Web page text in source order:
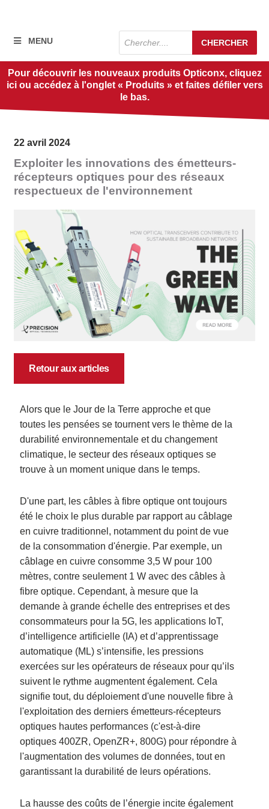
MENU
Recherche
de
produits
CHERCHER
Pour découvrir les nouveaux produits Opticonx, cliquez
ici ou accédez à l'onglet « Produits » et faites défiler vers
le bas.
22 avril 2024
Exploiter les innovations des émetteurs-
récepteurs optiques pour des réseaux
respectueux de l'environnement
Retour aux articles
Alors que le Jour de la Terre approche et que
toutes les pensées se tournent vers le thème de la
durabilité environnementale et du changement
climatique, le secteur des réseaux optiques se
trouve à un moment unique dans le temps.
D'une part, les câbles à fibre optique ont toujours
été le choix le plus durable par rapport au câblage
en cuivre traditionnel, notamment du point de vue
de la consommation d'énergie. Par exemple, un
câblage en cuivre consomme 3,5 W pour 100
mètres, contre seulement 1 W avec des câbles à
fibre optique. Cependant, à mesure que la
demande à grande échelle des entreprises et des
consommateurs pour la 5G, les applications IoT,
d’intelligence artificielle (IA) et d’apprentissage
automatique (ML) s’intensifie, les pressions
exercées sur les opérateurs de réseaux pour qu’ils
suivent le rythme augmentent également. Cela
signifie tout, du déploiement d'une nouvelle fibre à
l'exploitation des derniers émetteurs-récepteurs
optiques hautes performances (c'est-à-dire
optiques 400ZR, OpenZR+, 800G) pour répondre à
l'augmentation des volumes de données, tout en
garantissant la durabilité de leurs opérations.
La hausse des coûts de l’énergie incite également